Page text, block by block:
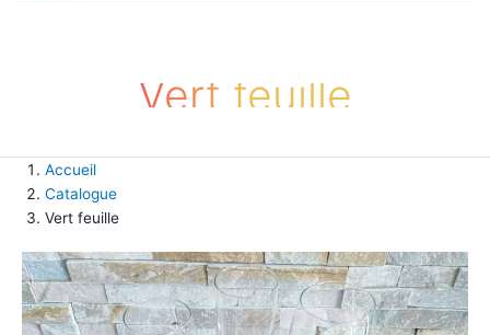
Vert feuille
Accueil
Catalogue
Vert feuille